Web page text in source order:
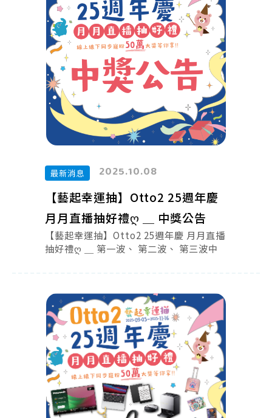
最新消息 2025.10.08
【藝起幸運抽】Otto2 25週年慶
月月直播抽好禮ღ ＿ 中獎公告
【藝起幸運抽】Otto2 25週年慶 月月直播
抽好禮ღ ＿ 第一波、 第二波、 第三波中